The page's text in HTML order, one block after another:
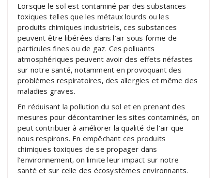
Lorsque le sol est contaminé par des substances
toxiques telles que les métaux lourds ou les
produits chimiques industriels, ces substances
peuvent être libérées dans l’air sous forme de
particules fines ou de gaz. Ces polluants
atmosphériques peuvent avoir des effets néfastes
sur notre santé, notamment en provoquant des
problèmes respiratoires, des allergies et même des
maladies graves.
En réduisant la pollution du sol et en prenant des
mesures pour décontaminer les sites contaminés, on
peut contribuer à améliorer la qualité de l’air que
nous respirons. En empêchant ces produits
chimiques toxiques de se propager dans
l’environnement, on limite leur impact sur notre
santé et sur celle des écosystèmes environnants.